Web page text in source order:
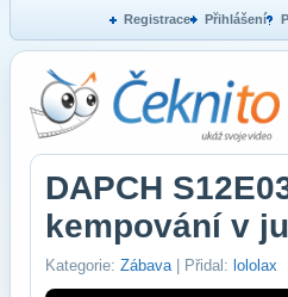
Registrace Přihlášení
DAPCH
kempování v
Kategorie: Zábava | Přidal: lololax